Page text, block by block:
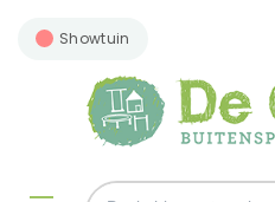
Showtuin